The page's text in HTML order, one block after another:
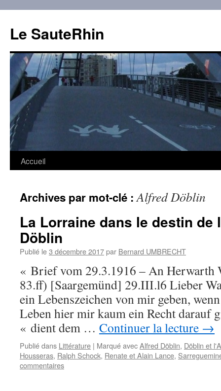
contenu
Le SauteRhin
Accueil
Archives par mot-clé :Alfred Döblin
La Lorraine dans le destin de
Döblin
Publié le3 décembre 2017par Bernard UMBRECHT
« Brief vom 29.3.1916 – An Herwarth
83.ff) [Saargemünd] 29.III.l6 Lieber
ein Lebenszeichen von mir geben,
Leben hier mir kaum ein Recht darauf
« dient dem … Continuer la lecture →
Publié dans Littérature | Marqué avecAlfred Döblin, Döblin et
Housseras, Ralph Schock, Renate et Alain Lance,
commentaires